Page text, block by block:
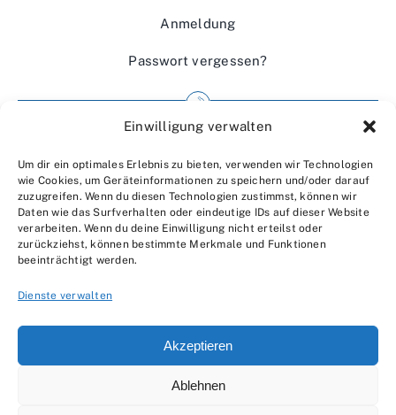
Einwilligung verwalten
Um dir ein optimales Erlebnis zu bieten, verwenden wir Technologien
wie Cookies, um Geräteinformationen zu speichern und/oder darauf
zuzugreifen. Wenn du diesen Technologien zustimmst, können wir
Daten wie das Surfverhalten oder eindeutige IDs auf dieser Website
verarbeiten. Wenn du deine Einwilligung nicht erteilst oder
zurückziehst, können bestimmte Merkmale und Funktionen
beeinträchtigt werden.
Dienste verwalten
Akzeptieren
Ablehnen
Anmeldung
Passwort vergessen?
Wir über uns
Kontakt
Datenschutzerklärung
© 2007 - 2026 •by Moveco